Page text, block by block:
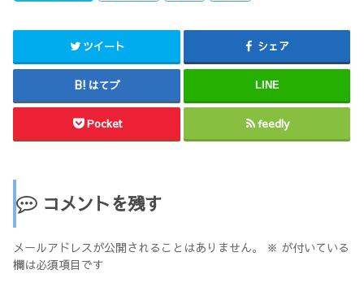
ツイート シェア
はてブ LINE
Pocket feedly
コメントを残す
メールアドレスが公開されることはありません。 ※ が付いている
欄は必須項目です